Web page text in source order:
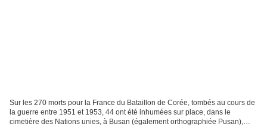
Sur les 270 morts pour la France du Bataillon de Corée, tombés au cours de
la guerre entre 1951 et 1953, 44 ont été inhumées sur place, dans le
cimetière des Nations unies, à Busan (également orthographiée Pusan),